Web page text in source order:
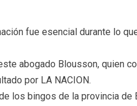
fue esencial durante lo
abogado Blousson, quien
por LA NACION.
los bingos de la provincia de